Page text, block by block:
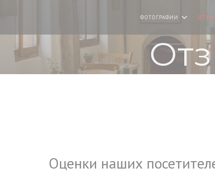
ФОТОГРАФИИ
Оценки наших